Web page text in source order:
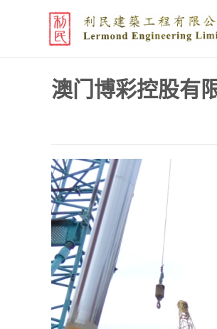
澳门博彩控股有